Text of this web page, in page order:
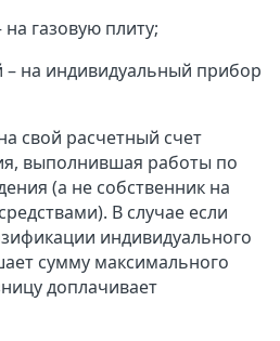
газовую плиту;
– на индивидуальный прибор
свой расчетный счет
выполнившая работы по
(а не собственник на
В случае если
индивидуального
сумму максимального
доплачивает